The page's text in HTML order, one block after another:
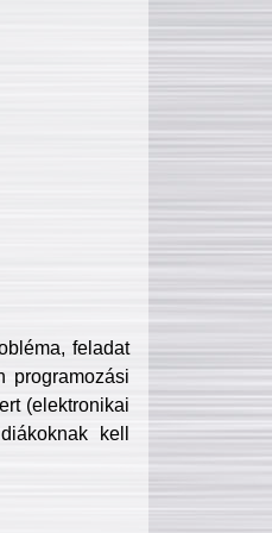
feladat
programozási
(elektronikai
kell